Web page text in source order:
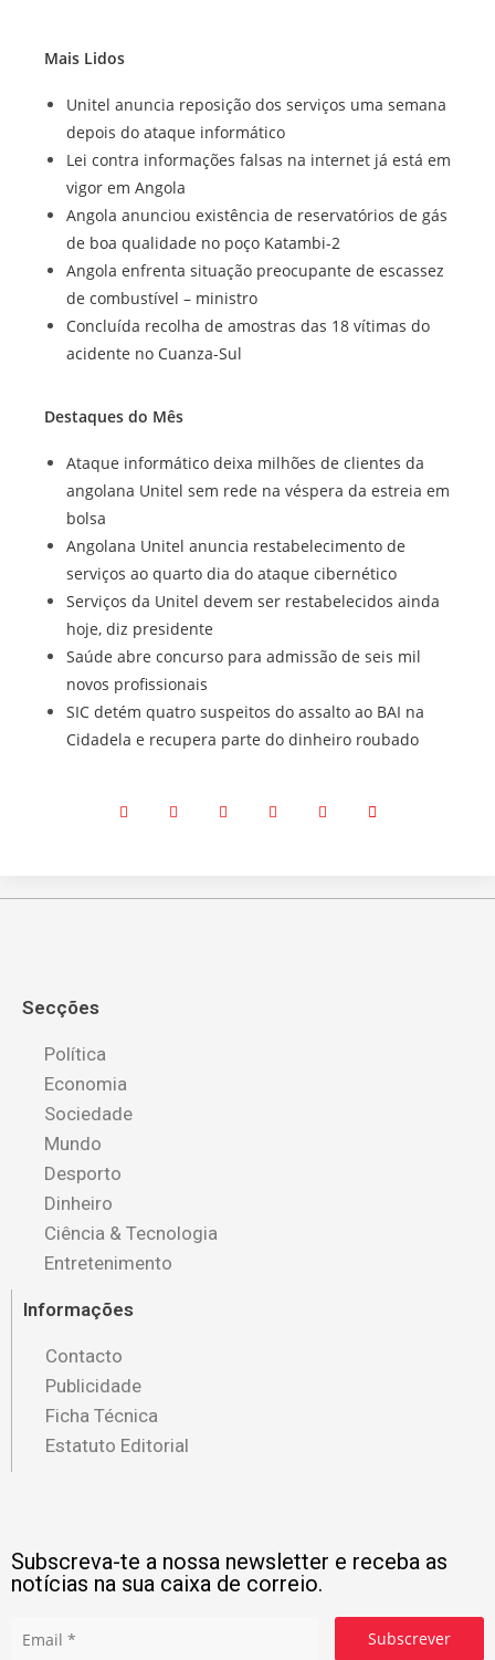
Mais Lidos
Unitel anuncia reposição dos serviços uma semana
depois do ataque informático
Lei contra informações falsas na internet já está em
vigor em Angola
Angola anunciou existência de reservatórios de gás
de boa qualidade no poço Katambi-2
Angola enfrenta situação preocupante de escassez
de combustível – ministro
Concluída recolha de amostras das 18 vítimas do
acidente no Cuanza-Sul
Destaques do Mês
Ataque informático deixa milhões de clientes da
angolana Unitel sem rede na véspera da estreia em
bolsa
Angolana Unitel anuncia restabelecimento de
serviços ao quarto dia do ataque cibernético
Serviços da Unitel devem ser restabelecidos ainda
hoje, diz presidente
Saúde abre concurso para admissão de seis mil
novos profissionais
SIC detém quatro suspeitos do assalto ao BAI na
Cidadela e recupera parte do dinheiro roubado
Secções
Política
Economia
Sociedade
Mundo
Desporto
Dinheiro
Ciência & Tecnologia
Entretenimento
Informações
Contacto
Publicidade
Ficha Técnica
Estatuto Editorial
Subscreva-te a nossa newsletter e receba as
notícias na sua caixa de correio.
Subscrever